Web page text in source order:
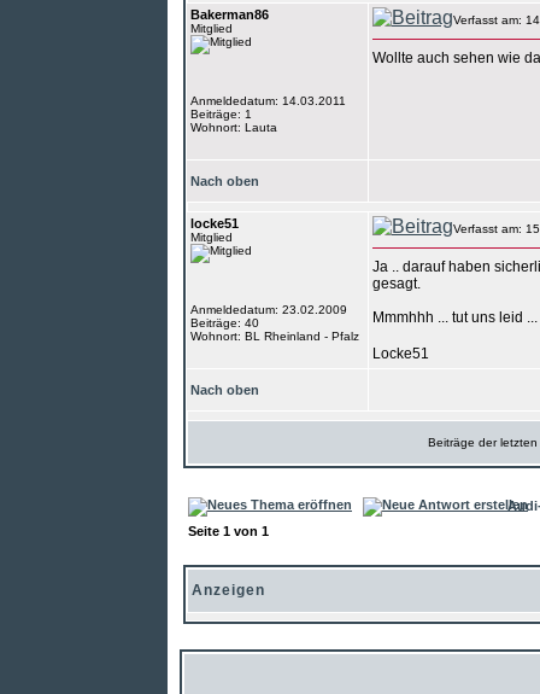
Bakerman86
Mitglied
Anmeldedatum: 14.03.2011
Beiträge: 1
Wohnort: Lauta
Verfasst am:
Wollte auch sehen wie
Nach oben
locke51
Mitglied
Anmeldedatum: 23.02.2009
Beiträge: 40
Wohnort: BL Rheinland - Pfalz
Verfasst am:
Ja .. darauf haben
gesagt.
Mmmhhh ... tut uns leid
Locke51
Nach oben
Beiträge der
Seite 1 von 1
Anzeigen